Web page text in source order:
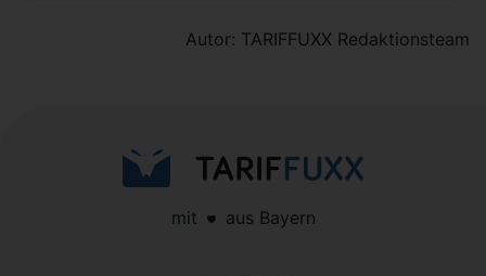
Autor: TARIFFUXX Redaktionsteam
mit aus Bayern